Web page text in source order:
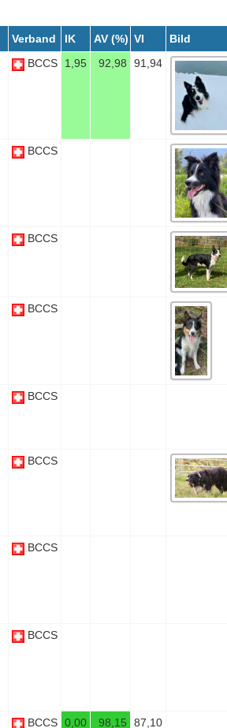
Verband IK AV (%) VI Bild
BCCS 1,95 92,98 91,94
BCCS
BCCS
BCCS
BCCS
BCCS
BCCS
BCCS
BCCS 0,00 98,15 87,10